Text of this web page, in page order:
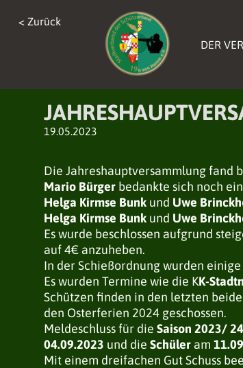
DER
< Zurück
DER
< Zurück
DER
< Zurück
19.05.2023
Die Jahreshauptversammlung fand
Mario Bürger bedankte sich noch
Helga Kirmse Bunk und Uwe
Helga Kirmse Bunk und Uwe
Es wurde beschlossen aufgrund
auf 4€ anzuheben.
In der Schießordnung wurden
Es wurden Termine wie die KK-
Schützen finden in den letzten
den Osterferien 2024 geschossen.
Meldeschluss für die Saison 2023/ 24
04.09.2023 und die Schüler am
Mit einem dreifachen Gut Schuss